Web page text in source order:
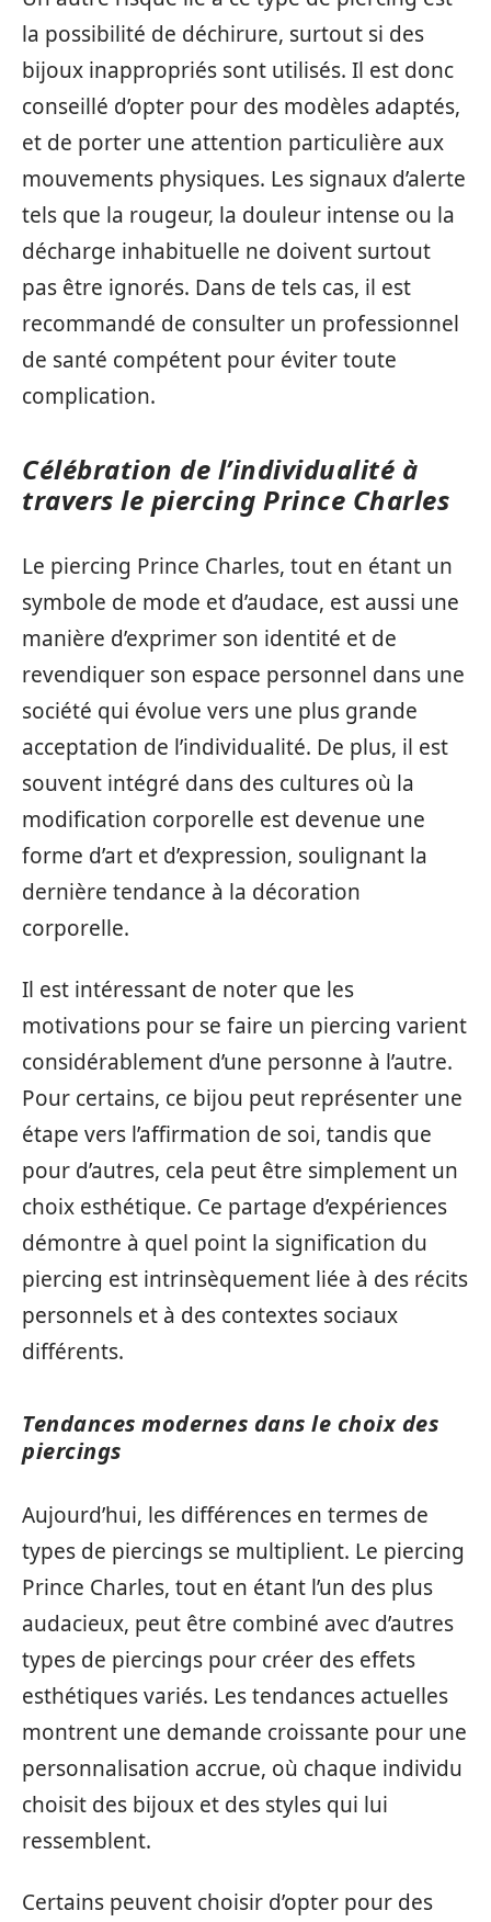
la possibilité de déchirure, surtout si des
bijoux inappropriés sont utilisés. Il est donc
conseillé d’opter pour des modèles adaptés,
et de porter une attention particulière aux
mouvements physiques. Les signaux d’alerte
tels que la rougeur, la douleur intense ou la
décharge inhabituelle ne doivent surtout
pas être ignorés. Dans de tels cas, il est
recommandé de consulter un professionnel
de santé compétent pour éviter toute
complication.
Célébration de l’individualité à
travers le piercing Prince Charles
Le piercing Prince Charles, tout en étant un
symbole de mode et d’audace, est aussi une
manière d’exprimer son identité et de
revendiquer son espace personnel dans une
société qui évolue vers une plus grande
acceptation de l’individualité. De plus, il est
souvent intégré dans des cultures où la
modification corporelle est devenue une
forme d’art et d’expression, soulignant la
dernière tendance à la décoration
corporelle.
Il est intéressant de noter que les
motivations pour se faire un piercing varient
considérablement d’une personne à l’autre.
Pour certains, ce bijou peut représenter une
étape vers l’affirmation de soi, tandis que
pour d’autres, cela peut être simplement un
choix esthétique. Ce partage d’expériences
démontre à quel point la signification du
piercing est intrinsèquement liée à des récits
personnels et à des contextes sociaux
différents.
Tendances modernes dans le choix des
piercings
Aujourd’hui, les différences en termes de
types de piercings se multiplient. Le piercing
Prince Charles, tout en étant l’un des plus
audacieux, peut être combiné avec d’autres
types de piercings pour créer des effets
esthétiques variés. Les tendances actuelles
montrent une demande croissante pour une
personnalisation accrue, où chaque individu
choisit des bijoux et des styles qui lui
ressemblent.
Certains peuvent choisir d’opter pour des